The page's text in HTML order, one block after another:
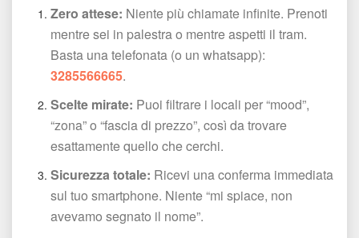
Zero attese: Niente più chiamate infinite. Prenoti
mentre sei in palestra o mentre aspetti il tram.
Basta una telefonata (o un whatsapp):
3285566665.
Scelte mirate: Puoi filtrare i locali per “mood”,
“zona” o “fascia di prezzo”, così da trovare
esattamente quello che cerchi.
Sicurezza totale: Ricevi una conferma immediata
ul tuo smartphone. Niente “mi spiace, non
avevamo segnato il nome”.